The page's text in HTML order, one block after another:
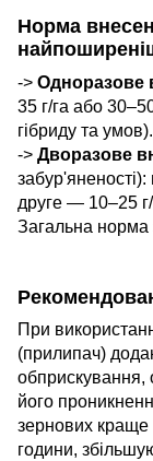
Норма
-> Одноразове
35 г/га або
гібриду та умов).
-> Дворазове
друге — 10–25 г/
Загальна норма
При
(прилипач)
обприскування,
його
зернових краще
години,